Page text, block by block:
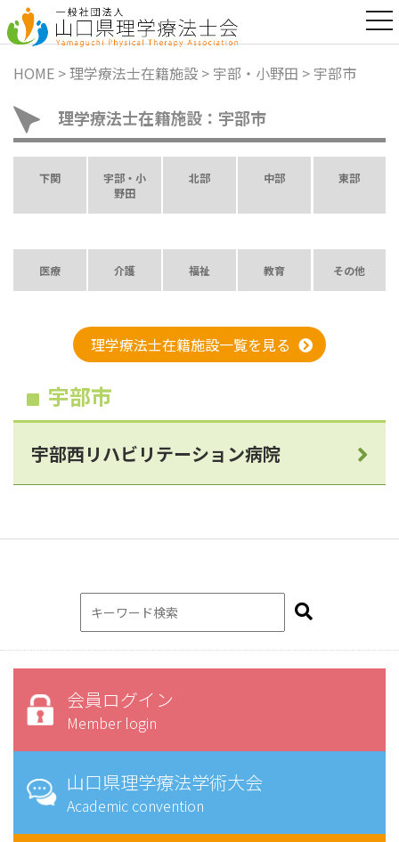
HOME >理学療法士在籍施設 > 宇部・小野田 > 宇部市
理学療法士在籍施設：宇部市
下関
宇部・小
野田
北部 中部 東部
医療 介護 福祉 教育 その他
理学療法士在籍施設一覧を見る
宇部市
宇部西リハビリテーション病院
会員ログイン
Member login
山口県理学療法学術大会
Academic convention
t
o
g
v
i
t